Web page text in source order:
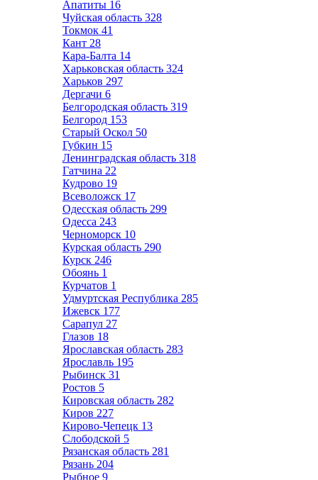
Апатиты 16
Чуйская область 328
Токмок 41
Кант 28
Кара-Балта 14
Харьковская область 324
Харьков 297
Дергачи 6
Белгородская область 319
Белгород 153
Старый Оскол 50
Губкин 15
Ленинградская область 318
Гатчина 22
Кудрово 19
Всеволожск 17
Одесская область 299
Одесса 243
Черноморск 10
Курская область 290
Курск 246
Обоянь 1
Курчатов 1
Удмуртская Республика 285
Ижевск 177
Сарапул 27
Глазов 18
Ярославская область 283
Ярославль 195
Рыбинск 31
Ростов 5
Кировская область 282
Киров 227
Кирово-Чепецк 13
Слободской 5
Рязанская область 281
Рязань 204
Рыбное 9